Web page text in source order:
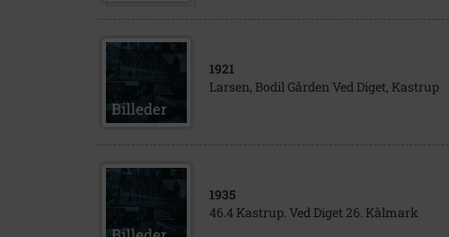
1921
Larsen, Bodil Gården Ved Diget, Kastrup
1935
46.4 Kastrup. Ved Diget 26. Kålmark